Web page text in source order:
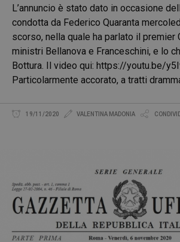
L’annuncio è stato dato in occasione
condotta da Federico Quaranta
scorso, nella quale ha parlato il premier
ministri Bellanova e Franceschini, e lo
Bottura. Il video qui: https://youtu.be/
Particolarmente accorato, a tratti
19/11/2020 VALENTINA MADONIA